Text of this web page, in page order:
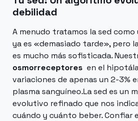
debilidad
A menudo tratamos la sed como
ya es «demasiado tarde», pero
es mucho más sofisticada.
osmorreceptores en el
variaciones de apenas un 2-3%
plasma sanguíneo.La sed es un
evolutivo refinado que nos
cuándo y cuánto beber. Confiar